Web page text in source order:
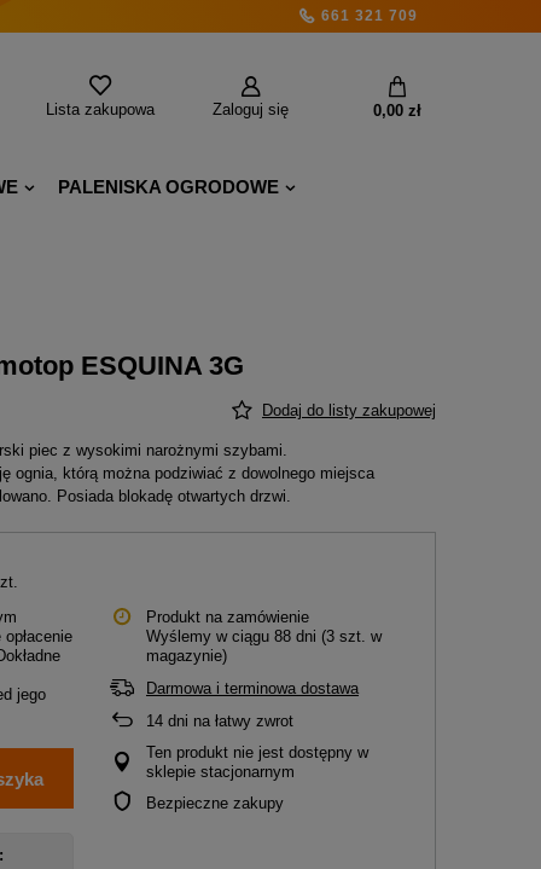
661 321 709
Zaloguj się
Lista zakupowa 0,00 zł
PALENISKA OGRODOWE
ESQUINA 3G
Dodaj do listy zakupowej
piec z wysokimi narożnymi szybami.
ognia, którą można podziwiać z dowolnego miejsca
Posiada blokadę otwartych drzwi.
jego
Produkt na zamówienie
Wyślemy w ciągu 88 dni (3 szt. w
magazynie)
Darmowa i terminowa dostawa
14 dni na łatwy zwrot
Ten produkt nie jest dostępny w
sklepie stacjonarnym
Bezpieczne zakupy